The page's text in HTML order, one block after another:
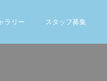
ラリー スタッフ募集